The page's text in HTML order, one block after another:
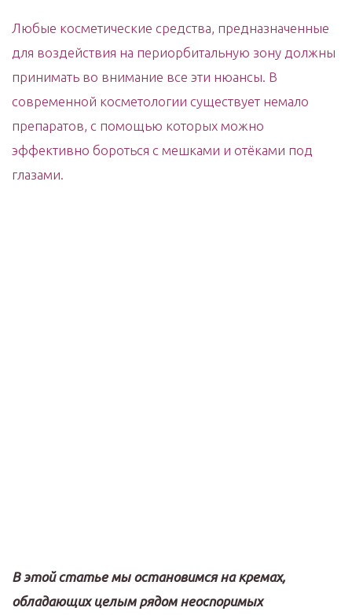
Любые косметические средства, предназначенные
для воздействия на периорбитальную зону должны
принимать во внимание все эти нюансы. В
современной косметологии существует немало
препаратов, с помощью которых можно
эффективно бороться с мешками и отёками под
глазами.
В этой статье мы остановимся на кремах,
обладающих целым рядом неоспоримых